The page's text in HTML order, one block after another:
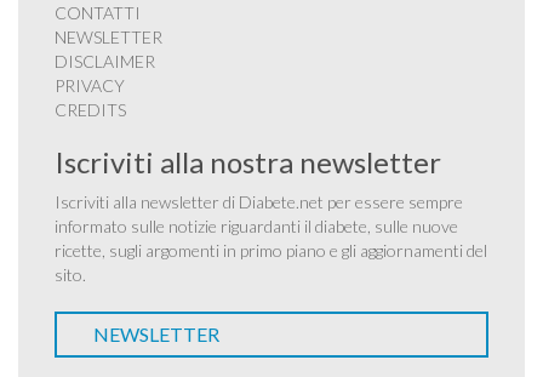
CONTATTI
NEWSLETTER
DISCLAIMER
PRIVACY
CREDITS
Iscriviti alla nostra newsletter
Iscriviti alla newsletter di Diabete.net per essere sempre
informato sulle notizie riguardanti il diabete, sulle nuove
ricette, sugli argomenti in primo piano e gli aggiornamenti del
sito.
NEWSLETTER